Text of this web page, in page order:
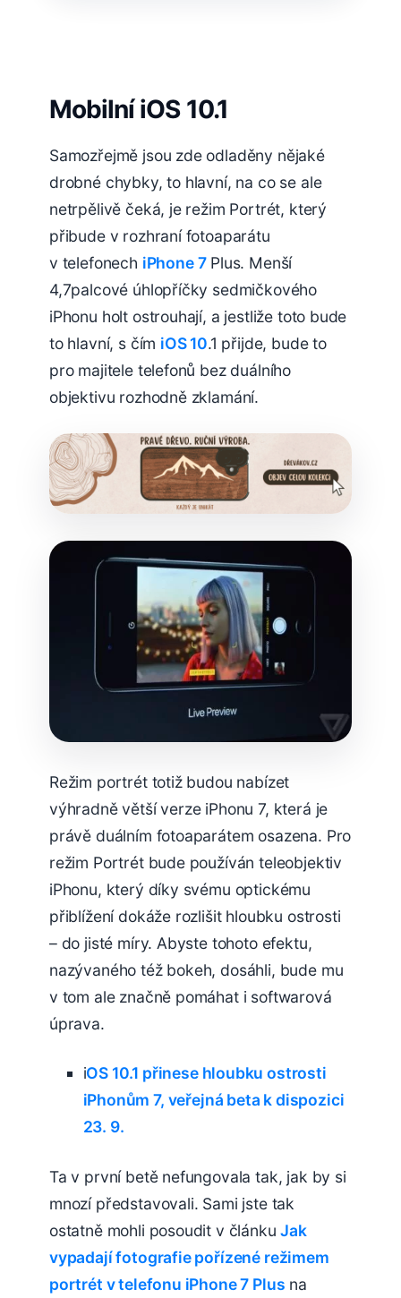
Mobilní iOS 10.1
Samozřejmě jsou zde odladěny nějaké
drobné chybky, to hlavní, na co se ale
netrpělivě čeká, je režim Portrét, který
přibude v rozhraní fotoaparátu
v telefonech iPhone 7Plus. Menší
4,7palcové úhlopříčky sedmičkového
iPhonu holt ostrouhají, a jestliže toto bude
to hlavní, s čím iOS 10.1 přijde, bude to
pro majitele telefonů bez duálního
objektivu rozhodně zklamání.
Režim portrét totiž budou nabízet
výhradně větší verze iPhonu 7, která je
právě duálním fotoaparátem osazena. Pro
režim Portrét bude používán teleobjektiv
iPhonu, který díky svému optickému
přiblížení dokáže rozlišit hloubku ostrosti
– do jisté míry. Abyste tohoto efektu,
nazývaného též bokeh, dosáhli, bude mu
v tom ale značně pomáhat i softwarová
úprava.
iOS 10.1 přinese hloubku ostrosti
iPhonům 7, veřejná beta k dispozici
23. 9.
Ta v první betě nefungovala tak, jak by si
mnozí představovali. Sami jste tak
ostatně mohli posoudit v článkuJak
vypadají fotografie pořízené režimem
portrét v telefonu iPhone 7 Plus na